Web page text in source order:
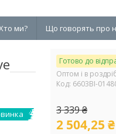
ми? Що говорять про
Готово до
Оптом і в
Код: 6603BI-
3 339 ₴
2 504,25 ₴